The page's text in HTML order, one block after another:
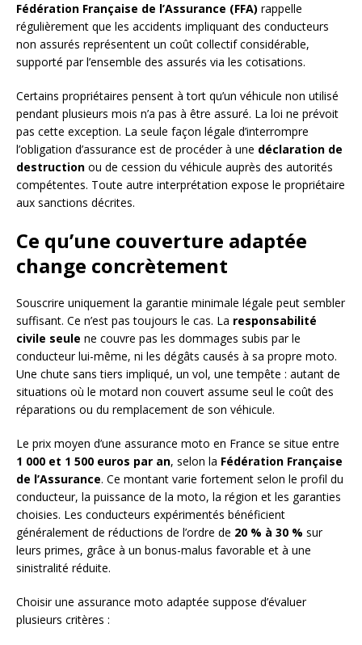
Fédération Française de l’Assurance (FFA) rappelle
régulièrement que les accidents impliquant des conducteurs
non assurés représentent un coût collectif considérable,
supporté par l’ensemble des assurés via les cotisations.
Certains propriétaires pensent à tort qu’un véhicule non utilisé
pendant plusieurs mois n’a pas à être assuré. La loi ne prévoit
pas cette exception. La seule façon légale d’interrompre
l’obligation d’assurance est de procéder à une déclaration de
destruction ou de cession du véhicule auprès des autorités
compétentes. Toute autre interprétation expose le propriétaire
aux sanctions décrites.
Ce qu’une couverture adaptée
change concrètement
Souscrire uniquement la garantie minimale légale peut sembler
suffisant. Ce n’est pas toujours le cas. La responsabilité
civile seule ne couvre pas les dommages subis par le
conducteur lui-même, ni les dégâts causés à sa propre moto.
Une chute sans tiers impliqué, un vol, une tempête : autant de
situations où le motard non couvert assume seul le coût des
réparations ou du remplacement de son véhicule.
Le prix moyen d’une assurance moto en France se situe entre
1 000 et 1 500 euros par an, selon la Fédération Française
de l’Assurance. Ce montant varie fortement selon le profil du
conducteur, la puissance de la moto, la région et les garanties
choisies. Les conducteurs expérimentés bénéficient
généralement de réductions de l’ordre de 20 % à 30 % sur
leurs primes, grâce à un bonus-malus favorable et à une
sinistralité réduite.
Choisir une assurance moto adaptée suppose d’évaluer
plusieurs critères :